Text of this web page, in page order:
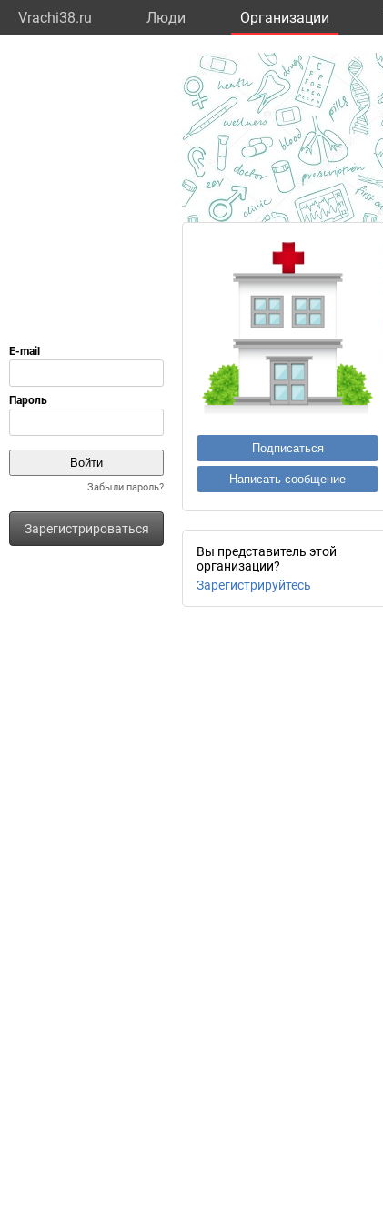
Vrachi38.ru Люди Организации
Забыли пароль?
Зарегистрироваться
Подписаться
Написать сообщение
Вы представитель этой
организации?
Зарегистрируйтесь